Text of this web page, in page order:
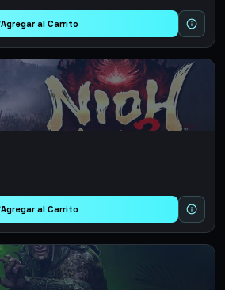
Agregar al Carrito
Agregar al Carrito